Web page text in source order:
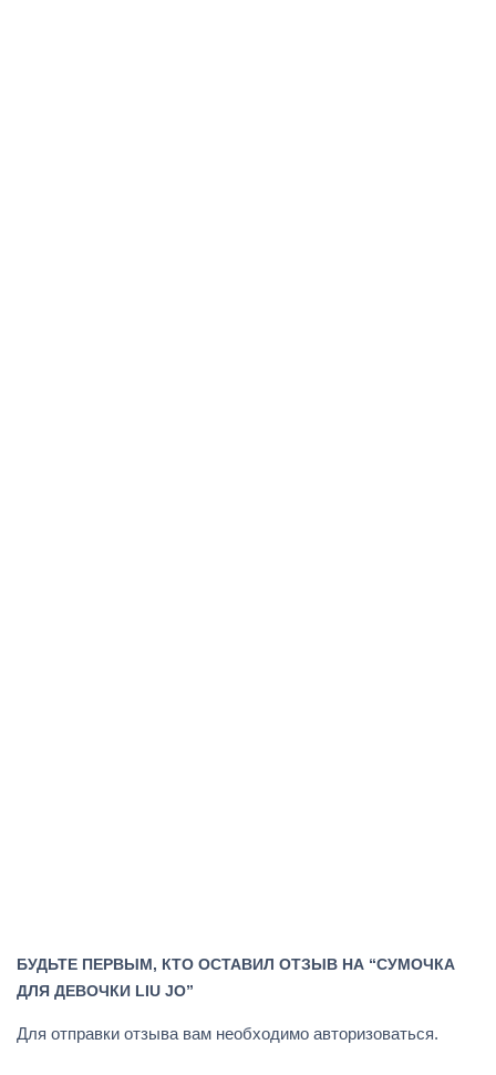
БУДЬТЕ ПЕРВЫМ, КТО ОСТАВИЛ ОТЗЫВ НА “СУМОЧКА
ДЛЯ ДЕВОЧКИ LIU JO”
Для отправки отзыва вам необходимо авторизоваться.